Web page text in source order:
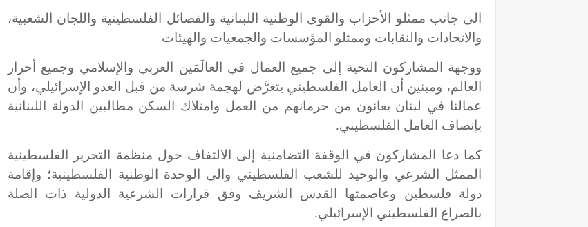
الى جانب ممثلو الأحزاب والقوى الوطنية اللبنانية والفصائل الفلسطينية واللجان الشعبية،
والاتحادات والنقابات وممثلو المؤسسات والجمعيات والهيئات
ووجهة المشاركون التحية إلى جميع العمال في العالَمَين العربي والإسلامي وجميع أحرار
العالم، ومبنين أن العامل الفلسطيني يتعرَّض لهجمة شرسة من قبل العدو الإسرائيلي، وأن
عمالنا في لبنان يعانون من حرمانهم من العمل وامتلاك السكن مطالبين الدولة اللبنانية
بإنصاف العامل الفلسطيني.
كما دعا المشاركون في الوقفة التضامنية إلى الالتفاف حول منظمة التحرير الفلسطينية
الممثل الشرعي والوحيد للشعب الفلسطيني والى الوحدة الوطنية الفلسطينية؛ وإقامة
دولة فلسطين وعاصمتها القدس الشريف وفق قرارات الشرعية الدولية ذات الصلة
بالصراع الفلسطيني الإسرائيلي.